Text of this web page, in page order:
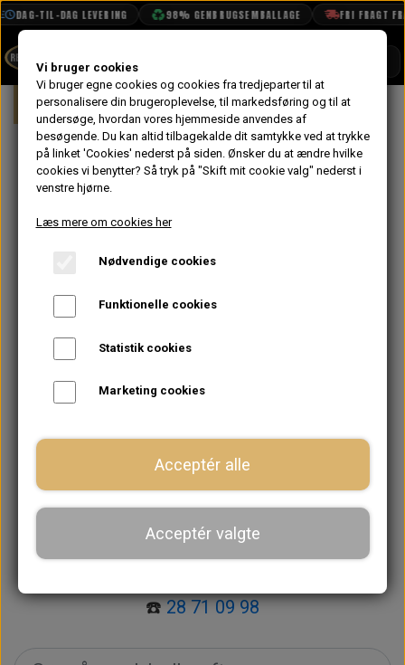
TIL-DAG LEVERING 98% GENBRUGSEMBALLAGE FRI FRAGT FRA
BOOK TID
PROJEKTER
TEKNISK DATA
VANDPOLERING
Forside MG MG Midget
DENNE SIDE ER UNDER
OPBYGNING
på engelsk og endnu ikke fordelt i
kategorierne.
For at vi kan hjælpe dig bedst muligt, følg
nedenstående vejledning:
🔍 Søg efter varenummer i søgefeltet.
🔎 Søg efter varen på engelsk i søgefeltet.
📞 Kan du ikke finde det, du skal bruge?
📧mail@retrospeed.dk
☎️28 71 09 98
Vi bruger cookies
Vi bruger egne cookies og cookies fra tredjeparter til at
personalisere din brugeroplevelse, til markedsføring og til at
undersøge, hvordan vores hjemmeside anvendes af
besøgende. Du kan altid tilbagekalde dit samtykke ved at trykke
på linket 'Cookies' nederst på siden. Ønsker du at ændre hvilke
cookies vi benytter? Så tryk på "Skift mit cookie valg" nederst i
venstre hjørne.
Læs mere om cookies her
Nødvendige cookies
Funktionelle cookies
Statistik cookies
Marketing cookies
Acceptér alle
Acceptér valgte